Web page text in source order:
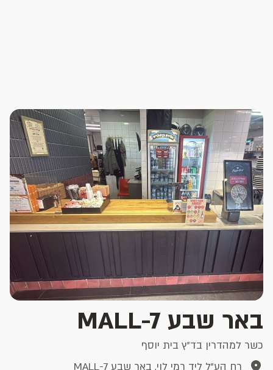
באר שבע MALL-7
כשר למהדרין בד"ץ בית יוסף
רח הע"ל ליד רמי לוי, באר שבע MALL-7